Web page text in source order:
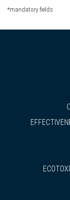
*mandatory fields